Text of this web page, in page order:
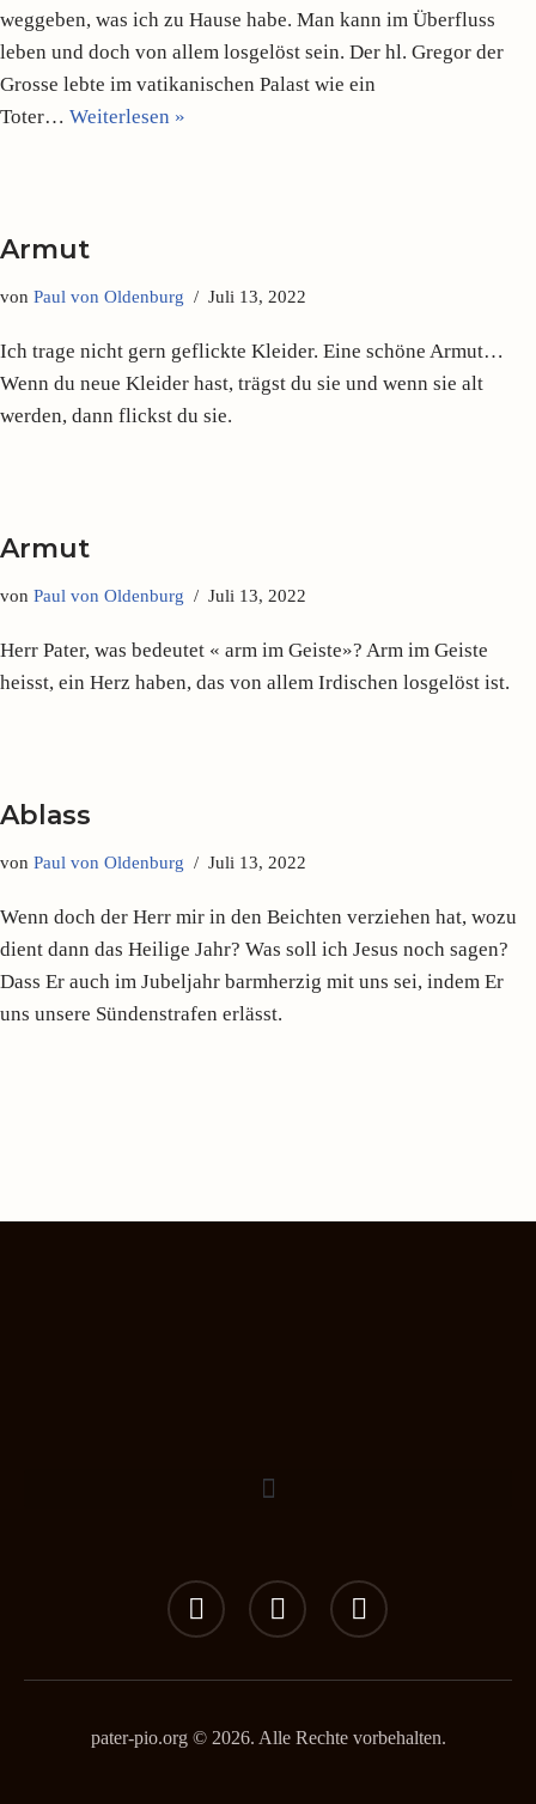
weggeben, was ich zu Hause habe. Man kann im Überfluss
leben und doch von allem los­gelöst sein. Der hl. Gregor der
Grosse lebte im vatikanischen Palast wie ein
Toter… Weiterlesen »
Armut
von Paul von Oldenburg Juli 13, 2022
Ich trage nicht gern geflickte Kleider. Eine schöne Armut…
Wenn du neue Kleider hast, trägst du sie und wenn sie alt
werden, dann flickst du sie.
Armut
von Paul von Oldenburg Juli 13, 2022
Herr Pater, was bedeutet « arm im Geiste»? Arm im Geiste
heisst, ein Herz haben, das von allem Irdischen losgelöst ist.
Ablass
von Paul von Oldenburg Juli 13, 2022
Wenn doch der Herr mir in den Beichten verziehen hat, wozu
dient dann das Heilige Jahr? Was soll ich Jesus noch sagen?
Dass Er auch im Jubeljahr barmherzig mit uns sei, indem Er
uns unsere Sündenstrafen erlässt.
pater-pio.org © 2026. Alle Rechte vorbehalten.